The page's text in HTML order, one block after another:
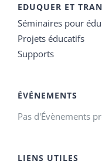
EDUQUER ET
Séminaires pour
Projets éducatifs
Supports
ÉVÉNEMENTS
Pas d'Évènements
LIENS UTILES